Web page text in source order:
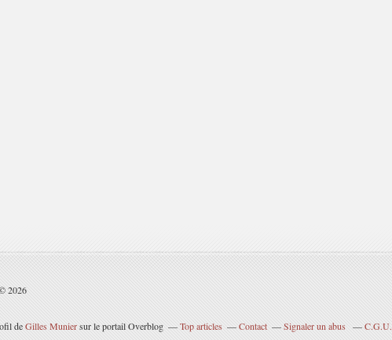
2026
deGilles Muniersur le portail Overblog Top articles Contact Signaler un abus C.G.U.